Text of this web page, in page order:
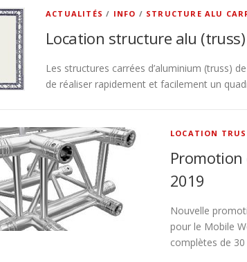
ACTUALITÉS / INFO / STRUCTURE ALU
Location structure alu
Les structures carrées d’aluminium (truss)
de réaliser rapidement et facilement un
LOCATION
2019
Nouvelle
pour le Mobile
complètes de 30